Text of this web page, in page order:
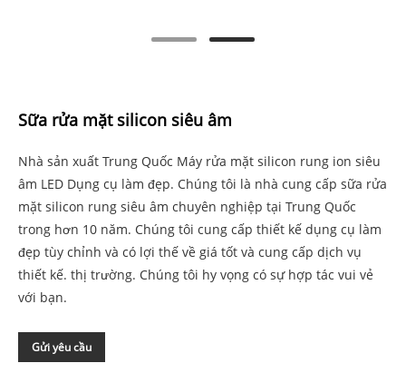
Sữa rửa mặt silicon siêu âm
Nhà sản xuất Trung Quốc Máy rửa mặt silicon rung ion siêu
âm LED Dụng cụ làm đẹp. Chúng tôi là nhà cung cấp sữa rửa
mặt silicon rung siêu âm chuyên nghiệp tại Trung Quốc
trong hơn 10 năm. Chúng tôi cung cấp thiết kế dụng cụ làm
đẹp tùy chỉnh và có lợi thế về giá tốt và cung cấp dịch vụ
thiết kế. thị trường. Chúng tôi hy vọng có sự hợp tác vui vẻ
với bạn.
Gửi yêu cầu